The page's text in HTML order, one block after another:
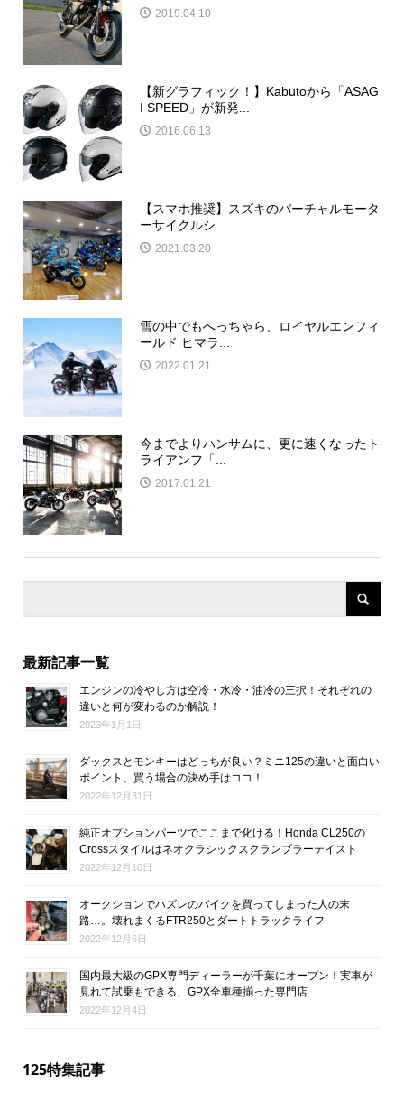
2019.04.10
【新グラフィック！】Kabutoから「ASAG
I SPEED」が新発...
2016.06.13
【スマホ推奨】スズキのバーチャルモータ
ーサイクルシ...
2021.03.20
雪の中でもへっちゃら、ロイヤルエンフィ
ールド ヒマラ...
2022.01.21
今までよりハンサムに、更に速くなったト
ライアンフ「...
2017.01.21
最新記事一覧
エンジンの冷やし方は空冷・水冷・油冷の三択！それぞれの
違いと何が変わるのか解説！
2023年1月1日
ダックスとモンキーはどっちが良い？ミニ125の違いと面白い
ポイント、買う場合の決め手はココ！
2022年12月31日
純正オプションパーツでここまで化ける！Honda CL250の
Crossスタイルはネオクラシックスクランブラーテイスト
2022年12月10日
オークションでハズレのバイクを買ってしまった人の末
路…。壊れまくるFTR250とダートトラックライフ
2022年12月6日
国内最大級のGPX専門ディーラーが千葉にオープン！実車が
見れて試乗もできる、GPX全車種揃った専門店
2022年12月4日
125特集記事